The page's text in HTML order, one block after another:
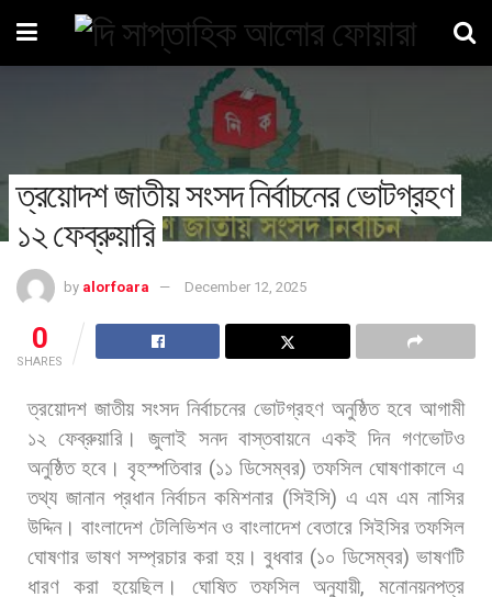
ত্রয়োদশ জাতীয় সংসদ নির্বাচনের ভোটগ্রহণ
১২ ফেব্রুয়ারি
by alorfoara December 12, 2025
0
SHARES
ত্রয়োদশ জাতীয় সংসদ নির্বাচনের ভোটগ্রহণ অনুষ্ঠিত হবে আগামী
১২ ফেব্রুয়ারি। জুলাই সনদ বাস্তবায়নে একই দিন গণভোটও
অনুষ্ঠিত হবে। বৃহস্পতিবার (১১ ডিসেম্বর)তফসিল ঘোষণাকালে এ
তথ্য জানান প্রধান নির্বাচন কমিশনার (সিইসি) এ এম এম নাসির
উদ্দিন। বাংলাদেশ টেলিভিশন ও বাংলাদেশ বেতারে সিইসির তফসিল
ঘোষণার ভাষণ সম্প্রচার করা হয়। বুধবার (১০ ডিসেম্বর) ভাষণটি
ধারণ
করা হয়েছিল। ঘোষিত তফসিল অনুযায়ী,মনোনয়নপত্র